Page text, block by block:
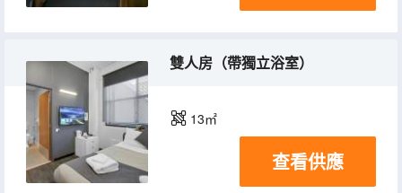
雙人房（帶獨立浴室）
13㎡
查看供應